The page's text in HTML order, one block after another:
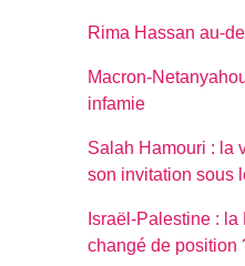
Rima Hassan au-
Macron-
infamie
Salah Hamouri : la
son invitation sous
Israël-Palestine :
changé de position